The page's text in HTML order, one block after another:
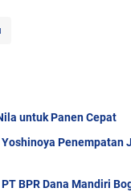
untuk Panen Cepat
Penempatan
BPR Dana Mandiri